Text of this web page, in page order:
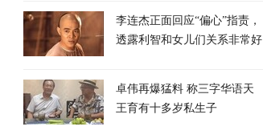
李连杰正面回应“偏心”指责，
透露利智和女儿们关系非常好
卓伟再爆猛料 称三字华语天
王育有十多岁私生子